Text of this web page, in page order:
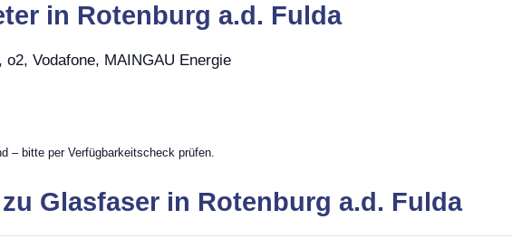
in Rotenburg a.d. Fulda
o2, Vodafone, MAINGAU Energie
– bitte per Verfügbarkeitscheck prüfen.
Glasfaser in Rotenburg a.d. Fulda